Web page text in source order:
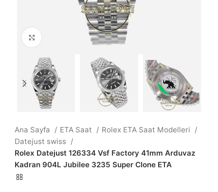
Büyütmek için tıklayın
Ana Sayfa ETA Saat
Rolex ETA Saat Modelleri
Datejust swiss
Rolex Datejust 126334 Vsf Factory 41mm Arduvaz
Kadran 904L Jubilee 3235 Super Clone ETA